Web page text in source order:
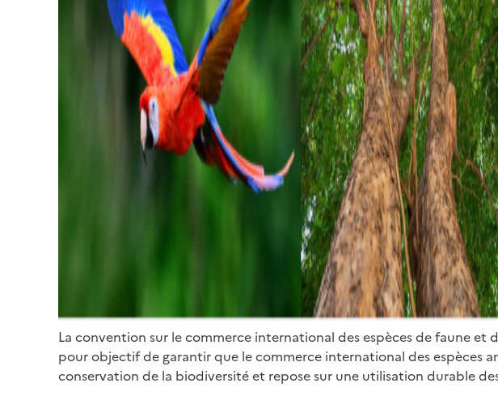
La convention sur le commerce international des espèces de faune
pour objectif de garantir que le commerce international des espèces
conservation de la biodiversité et repose sur une utilisation durable